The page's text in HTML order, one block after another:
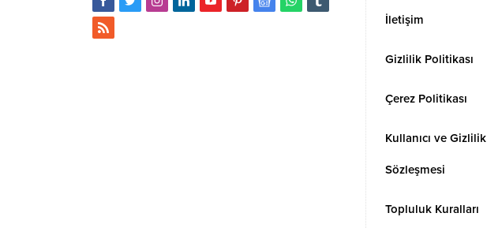
İletişim
Gizlilik Politikası
Çerez Politikası
Kullanıcı ve Gizlilik
Sözleşmesi
Topluluk Kuralları